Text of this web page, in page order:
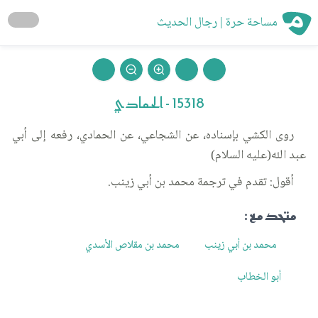
مساحة حرة | رجال الحديث
15318 - الحمادي
روى الكشي بإسناده، عن الشجاعي، عن الحمادي، رفعه إلى أبي
عبد الله(عليه السلام)
أقول: تقدم في ترجمة محمد بن أبي زينب.
متحد مع :
محمد بن أبي زينب
محمد بن مقلاص الأسدي
أبو الخطاب